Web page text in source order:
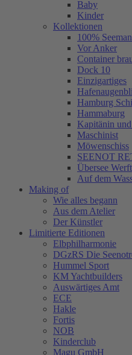
Baby
Kinder
Kollektionen
100%
Vor Anker
Container
Dock 10
Einzigartiges
Hamburg
Hammaburg
Kapitänin
Maschinist
Möwenschiss
SEENOT
Übersee Werft
Auf dem
Making of
Wie alles begann
Aus dem Atelier
Der Künstler
Limitierte Editionen
Elbphilharmonie
DGzRS Die
Hummel Sport
KM Yachtbuilders
Auswärtiges Amt
ECE
Hakle
Fortis
NOB
Kinderclub
Magu GmbH